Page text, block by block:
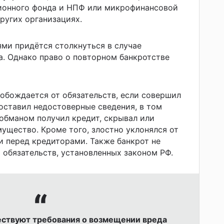
фонда и НПФ или микрофинансовой
организациях.
придётся столкнуться в случае
Однако право о повторном банкротстве
от обязательств, если совершил
недостоверные сведения, в том
получил кредит, скрывал или
Кроме того, злостно уклонялся от
перед кредиторами. Также банкрот не
установленных законом РФ.
требования о возмещении вреда